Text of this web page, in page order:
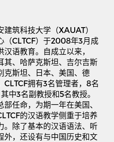
建筑科技大学（XAUAT）
（CLTCF）于2008年3月成
语教育。自成立以来，
其、哈萨克斯坦、吉尔吉斯
克斯坦、日本、美国、德
CLTCF拥有3名管理者， 8名
中3名副教授和5名教授。
任命，为期一年在美国、
的汉语教学侧重于培养
。除了基本的汉语语法、听
外，还设有与中国历史和文